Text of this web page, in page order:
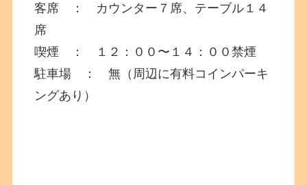
客席 ： カウンター７席、テーブル１４
席
喫煙 ： １２：００〜１４：００禁煙
駐車場 ： 無（周辺に有料コインパーキ
ングあり）